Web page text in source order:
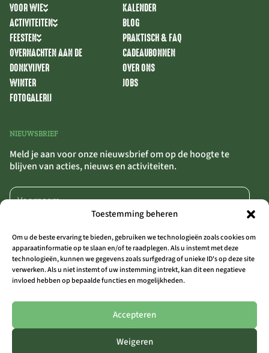
Toestemming beheren
Om u de beste ervaring te bieden, gebruiken we technologieën zoals cookies om
apparaatinformatie op te slaan en/of te raadplegen. Als u instemt met deze
technologieën, kunnen we gegevens zoals surfgedrag of unieke ID's op deze site
verwerken. Als u niet instemt of uw instemming intrekt, kan dit een negatieve
invloed hebben op bepaalde functies en mogelijkheden.
Accepteren
Weigeren
VOOR WIE
ACTIVITEITEN
FEESTEN
OVERNACHTEN AAN DE
DONKVIJVER
WINTER
FOTOGALERIJ
KALENDER
BLOG
PRAKTISCH & FAQ
CADEAUBONNEN
OVER ONS
JOBS
NIEUWSBRIEF
Meld je aan voor onze nieuwsbrief om op de hoogte te
blijven van acties, nieuws en activiteiten.
algemene voorwaarden.
AANMELDEN>>